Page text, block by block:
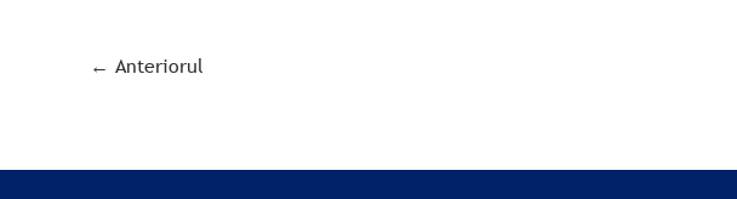
← Anteriorul